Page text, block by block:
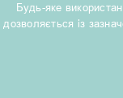
Будь-яке
дозволяється із